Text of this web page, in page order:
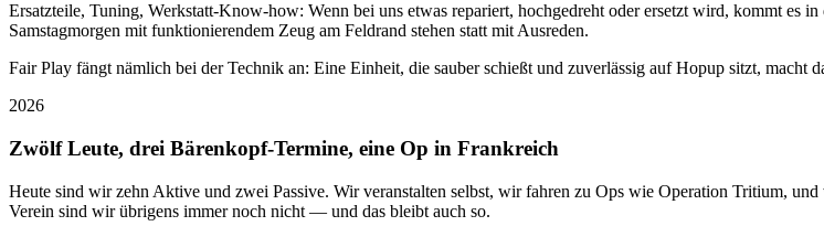
Ersatzteile, Tuning, Werkstatt-Know-how: Wenn bei uns etwas repariert, hochgedreht oder ersetzt wird, kommt es
Samstagmorgen mit funktionierendem Zeug am Feldrand stehen statt mit Ausreden.
Fair Play fängt nämlich bei der Technik an: Eine Einheit, die sauber schießt und zuverlässig auf Hopup sitzt, macht
2026
Zwölf Leute, drei Bärenkopf-Termine, eine Op in Frankreich
Heute sind wir zehn Aktive und zwei Passive. Wir veranstalten selbst, wir fahren zu Ops wie Operation Tritium,
Verein sind wir übrigens immer noch nicht — und das bleibt auch so.